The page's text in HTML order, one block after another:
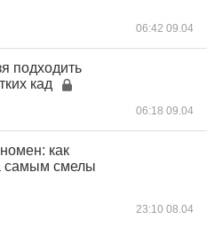
06:42 09.04
подходить
кад
06:18 09.04
как
самым смелы
23:10 08.04